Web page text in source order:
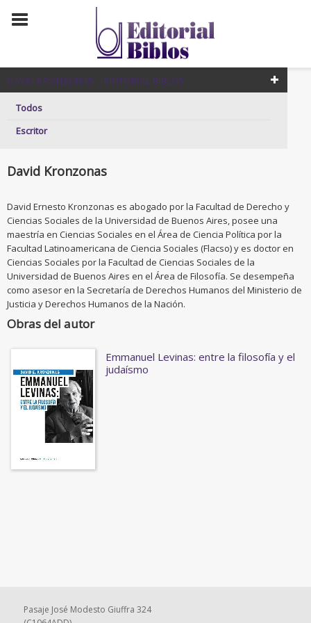
DAVID KRONZONAS – EDITORIAL BIBLOS
Todos
Escritor
David Kronzonas
David Ernesto Kronzonas es abogado por la Facultad de Derecho y
Ciencias Sociales de la Universidad de Buenos Aires, posee una
maestría en Ciencias Sociales en el Área de Ciencia Política por la
Facultad Latinoamericana de Ciencia Sociales (Flacso) y es doctor en
Ciencias Sociales por la Facultad de Ciencias Sociales de la
Universidad de Buenos Aires en el Área de Filosofía. Se desempeña
como asesor en la Secretaría de Derechos Humanos del Ministerio de
Justicia y Derechos Humanos de la Nación.
Obras del autor
Emmanuel Levinas: entre la filosofía y el
judaísmo
Pasaje José Modesto Giuffra 324